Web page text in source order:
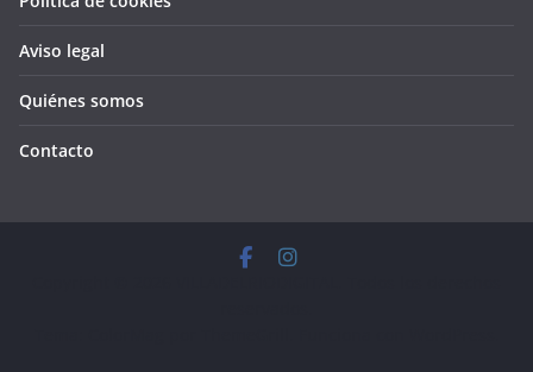
Aviso legal
Quiénes somos
Contacto